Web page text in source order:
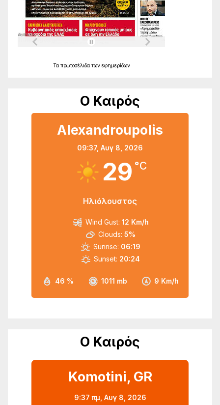
Τα πρωτοσέλιδα των εφημερίδων
Ο Καιρός
Alexandroupolis
09:37, Αυγ 8, 2026
29 °C
Ηλιόλουστος
46 % 1011 mb 9 Km/h
Wind Gust: 12 Km/h
Clouds: 5%
Sunrise: 06:19
Sunset: 20:24
Ο Καιρός
Komotini, GR
9:37 πμ, Αυγ 8, 2026